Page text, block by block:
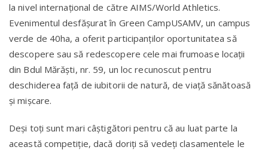
la nivel internațional de către AIMS/World Athletics.
Evenimentul desfășurat în Green CampUSAMV, un campus
verde de 40ha, a oferit participanților oportunitatea să
descopere sau să redescopere cele mai frumoase locații
din Bdul Mărăști, nr. 59, un loc recunoscut pentru
deschiderea față de iubitorii de natură, de viață sănătoasă
și mișcare.
Deși toți sunt mari câștigători pentru că au luat parte la
această competiție, dacă doriți să vedeți clasamentele le